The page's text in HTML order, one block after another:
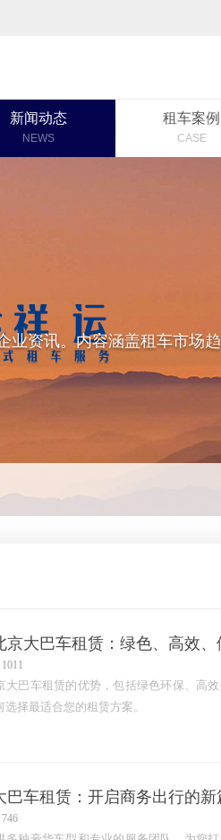
新闻动态
NEWS
租车案例
CASE
资讯。内容涵盖租车市场
京大巴车租赁：绿色、高效、
大巴车租赁的优势，包括绿色环保、高
选择最适合您的租赁方案。
巴车租赁：开启商务出行的新